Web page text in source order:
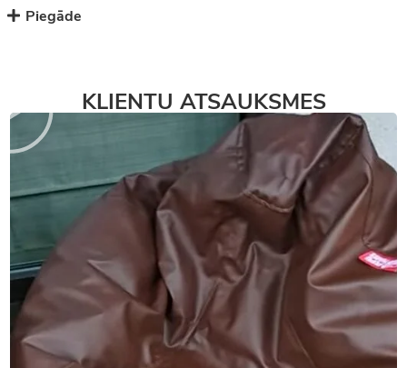
Piegāde
KLIENTU ATSAUKSMES